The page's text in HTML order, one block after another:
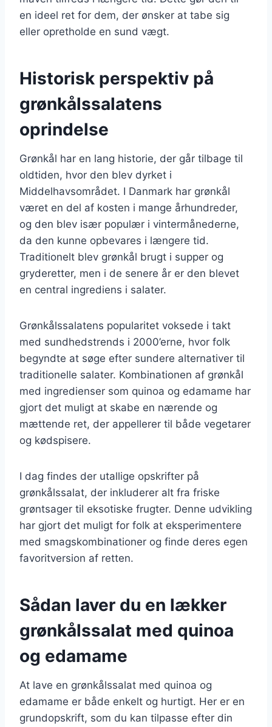
en ideel ret for dem, der ønsker at tabe sig
eller opretholde en sund vægt.
Historisk perspektiv på
grønkålssalatens
oprindelse
Grønkål har en lang historie, der går tilbage til
oldtiden, hvor den blev dyrket i
Middelhavsområdet. I Danmark har grønkål
været en del af kosten i mange århundreder,
og den blev især populær i vintermånederne,
da den kunne opbevares i længere tid.
Traditionelt blev grønkål brugt i supper og
gryderetter, men i de senere år er den blevet
en central ingrediens i salater.
Grønkålssalatens popularitet voksede i takt
med sundhedstrends i 2000’erne, hvor folk
begyndte at søge efter sundere alternativer til
traditionelle salater. Kombinationen af grønkål
med ingredienser som quinoa og edamame har
gjort det muligt at skabe en nærende og
mættende ret, der appellerer til både vegetarer
og kødspisere.
I dag findes der utallige opskrifter på
grønkålssalat, der inkluderer alt fra friske
grøntsager til eksotiske frugter. Denne udvikling
har gjort det muligt for folk at eksperimentere
med smagskombinationer og finde deres egen
favoritversion af retten.
Sådan laver du en lækker
grønkålssalat med quinoa
og edamame
At lave en grønkålssalat med quinoa og
edamame er både enkelt og hurtigt. Her er en
grundopskrift, som du kan tilpasse efter din